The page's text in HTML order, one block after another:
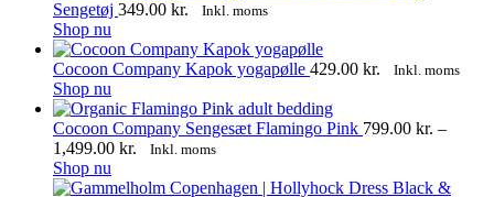
vælges
varesiden
flere
Mulighederne
kan
på
varesiden
Sengetøj 349.00 kr. Inkl. moms
Shop nu
Cocoon Company Kapok yogapølle 429.00 kr. Inkl. moms
Shop nu
vare
har
flere
Mulighederne
Cocoon Company Sengesæt Flamingo Pink 799.00 kr. –
1,499.00 kr. Prisinterval:
til
Inkl. moms
Shop nu
vare